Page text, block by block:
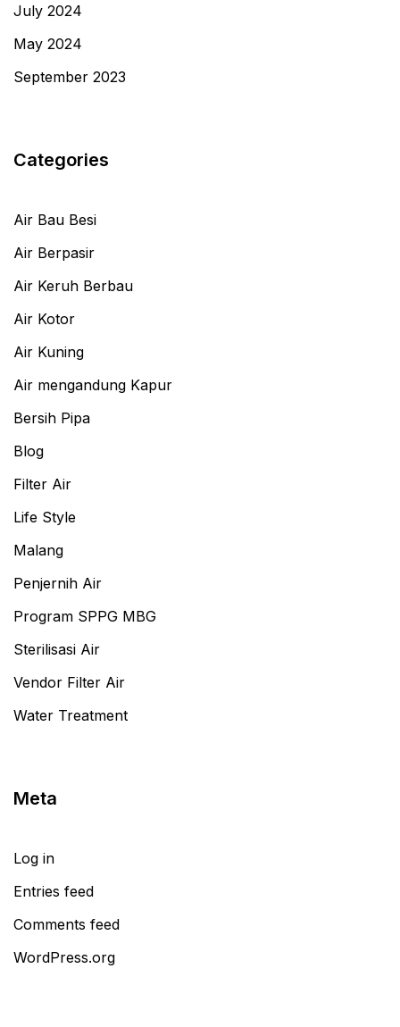
July 2024
May 2024
September 2023
Categories
Air Bau Besi
Air Berpasir
Air Keruh Berbau
Air Kotor
Air Kuning
Air mengandung Kapur
Bersih Pipa
Blog
Filter Air
Life Style
Malang
Penjernih Air
Program SPPG MBG
Sterilisasi Air
Vendor Filter Air
Water Treatment
Meta
Log in
Entries feed
Comments feed
WordPress.org